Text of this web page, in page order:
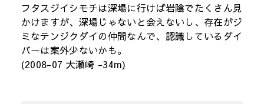
フタスジイシモチは深場に行けば岩陰でたくさん見
かけますが、深場じゃないと会えないし、存在がジ
ミなテンジクダイの仲間なんで、認識しているダイ
バーは案外少ないかも。
(2008-07 大瀬崎 -34m)